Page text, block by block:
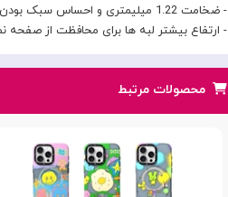
- ضخامت 1.22 میلیمتری و احساس سبک بودن در کنار محافظت
- ارتفاع بیشتر لبه ها برای محافظت از صفحه
محصولات مرتبط